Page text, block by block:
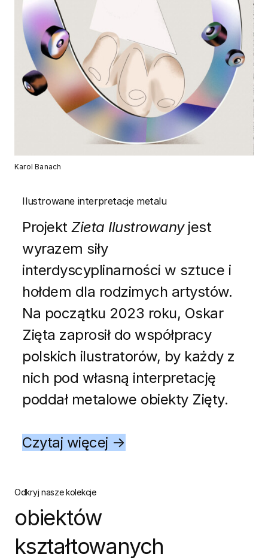
Karol Banach
Ilustrowane interpretacje metalu
ProjektZieta Ilustrowanyjest
wyrazem siły
interdyscyplinarności w sztuce i
hołdem dla rodzimych artystów.
Na początku 2023 roku, Oskar
Zięta zaprosił do współpracy
polskich ilustratorów, by każdy z
nich pod własną interpretację
poddał metalowe obiekty Zięty.
Czytaj więcej →
Odkryj nasze kolekcje
obiektów
kształtowanych